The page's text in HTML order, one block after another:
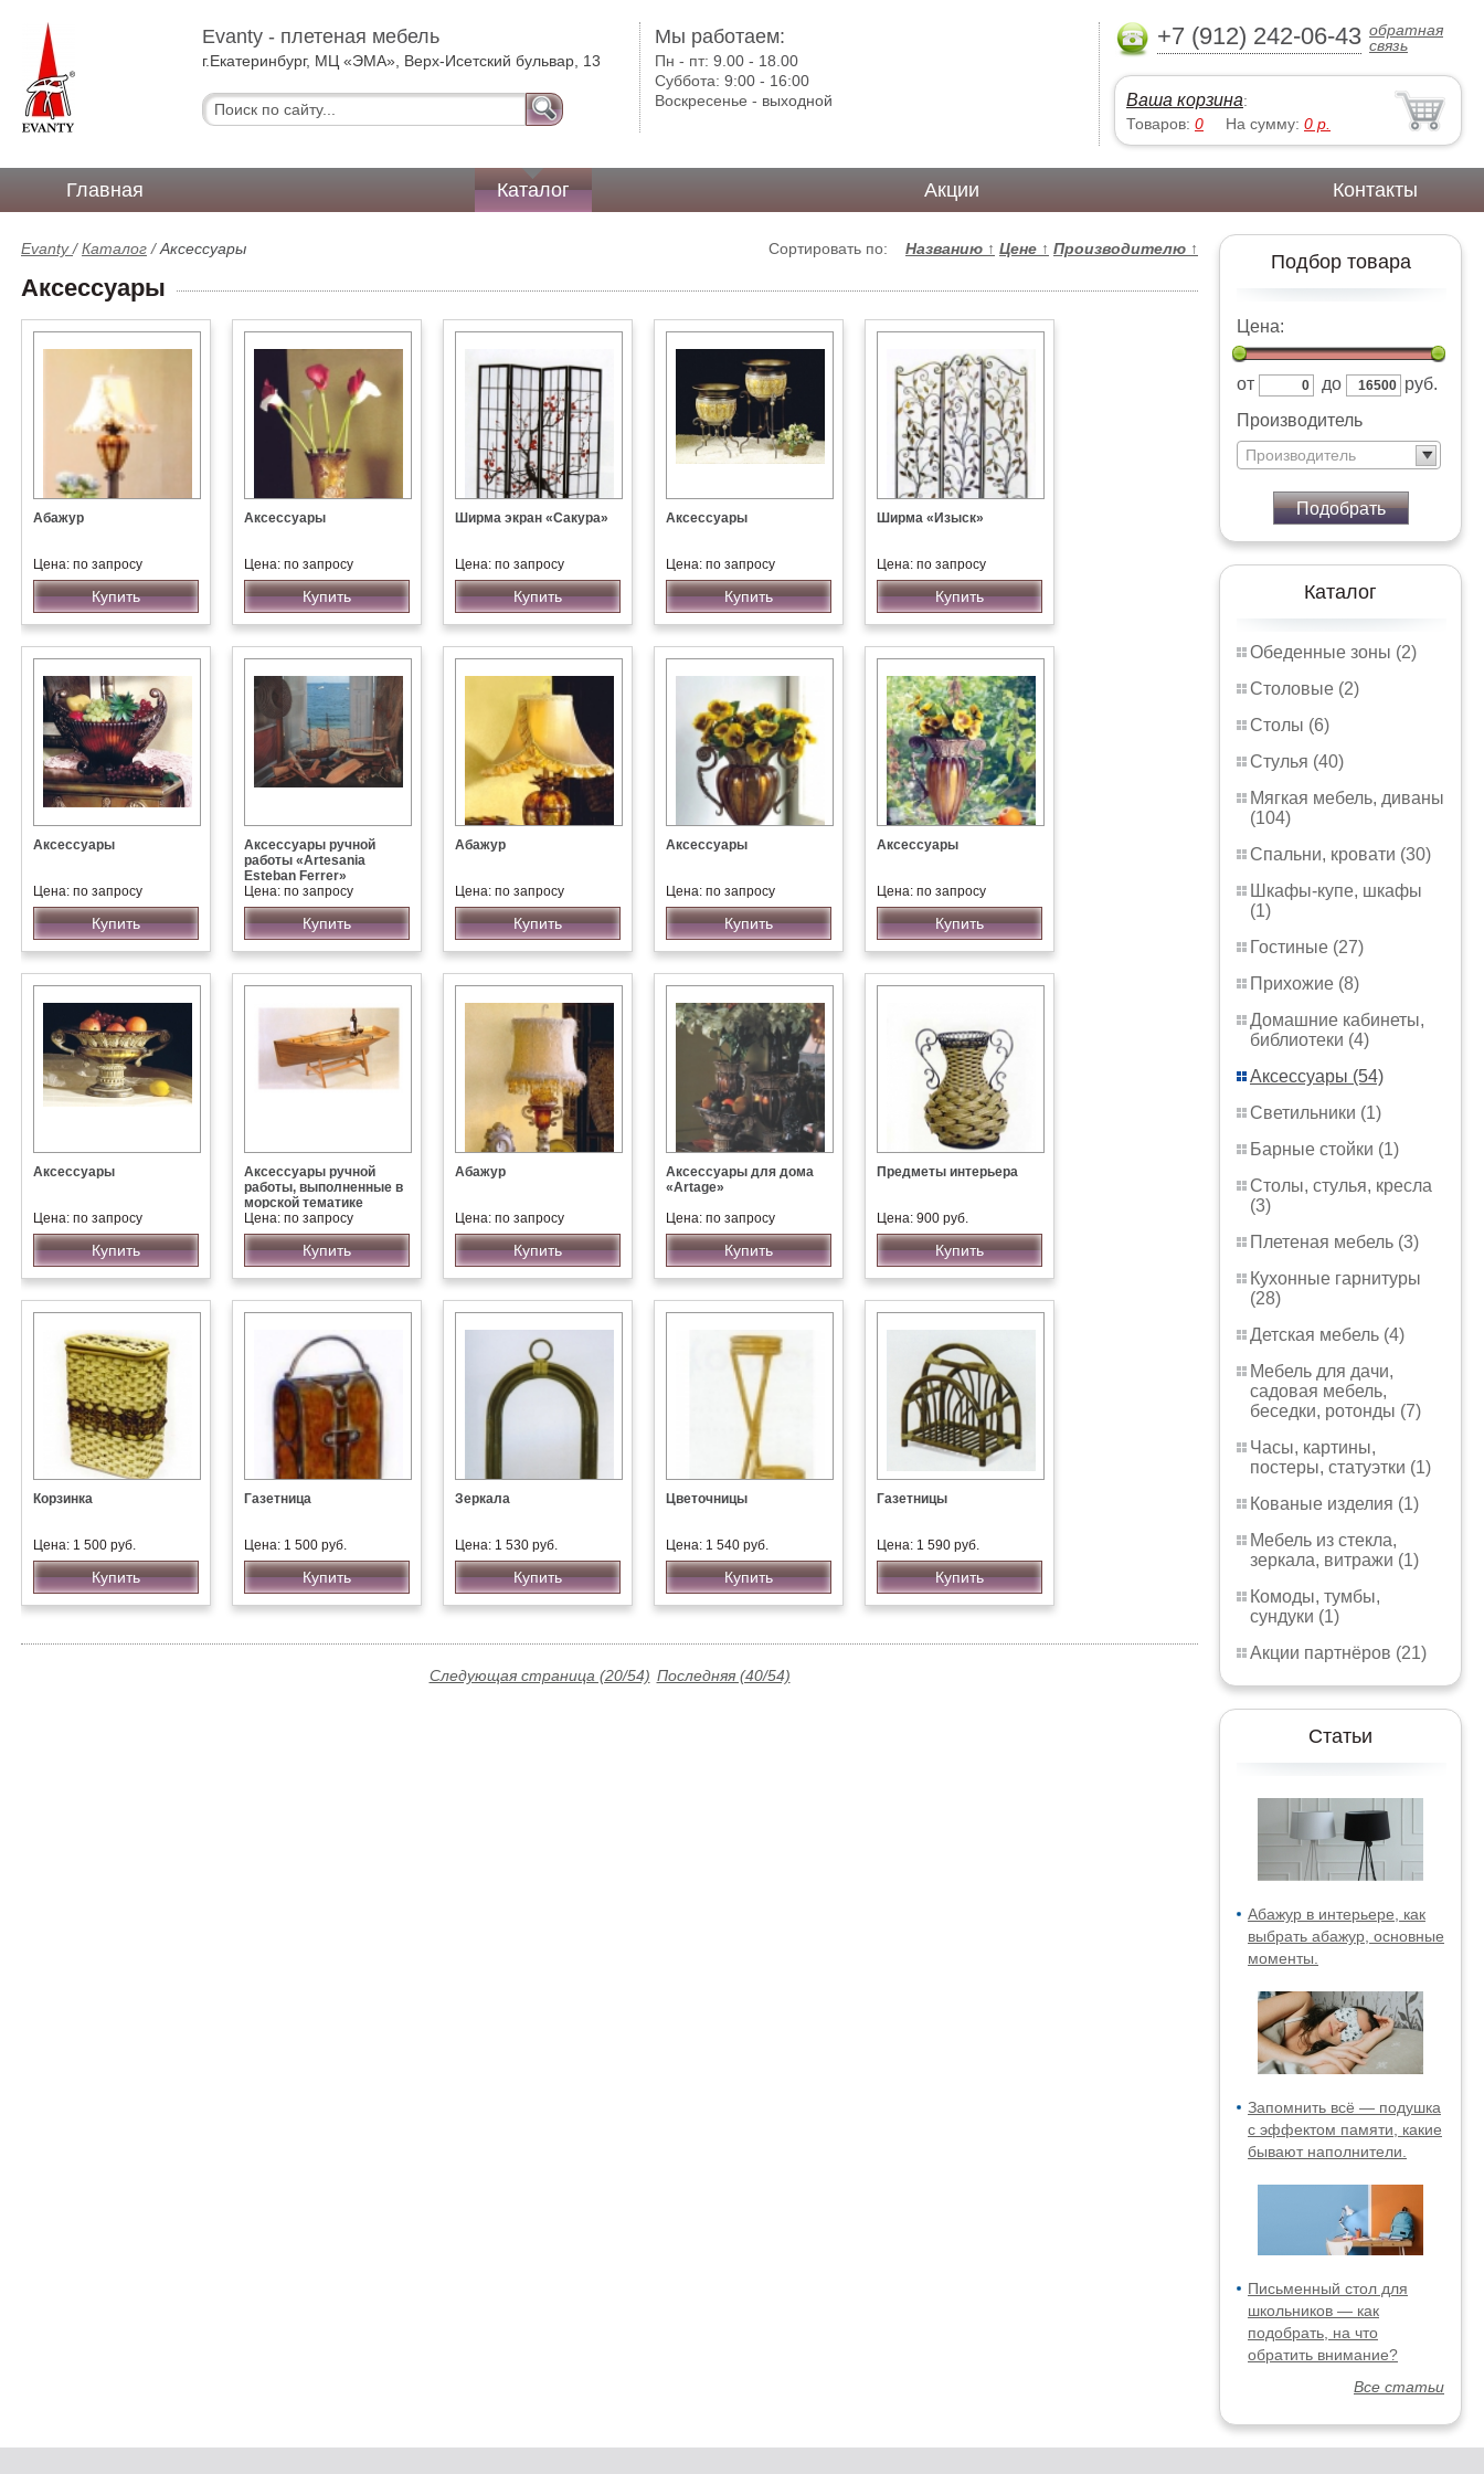
Evanty - плетеная мебель
г.Екатеринбург, МЦ «ЭМА», Верх-Исетский бульвар, 13
Мы работаем:
Пн - пт:9.00 - 18.00
Суббота:9:00 - 16:00
Воскресенье - выходной
+7 (912) 242-06-43 обратная
связь
Ваша корзина:
Товаров: 0 На сумму: 0 р.
Главная Каталог Акции Контакты
Подбор товара
Цена:
от до
руб.
Производитель
Производитель
Подобрать
Каталог
Обеденные зоны (2)
Столовые (2)
Столы (6)
Стулья (40)
Мягкая мебель, диваны
(104)
Спальни, кровати (30)
Шкафы-купе, шкафы
(1)
Гостиные (27)
Прихожие (8)
Домашние кабинеты,
библиотеки (4)
Аксессуары (54)
Светильники (1)
Барные стойки (1)
Столы, стулья, кресла
(3)
Плетеная мебель (3)
Кухонные гарнитуры
(28)
Детская мебель (4)
Мебель для дачи,
садовая мебель,
беседки, ротонды (7)
Часы, картины,
постеры, статуэтки (1)
Кованые изделия (1)
Мебель из стекла,
зеркала, витражи (1)
Комоды, тумбы,
сундуки (1)
Акции партнёров (21)
Статьи
Абажур в интерьере, как
выбрать абажур, основные
моменты.
Запомнить всё — подушка
с эффектом памяти, какие
бывают наполнители.
Письменный стол для
школьников — как
подобрать, на что
обратить внимание?
Все статьи
Сортировать по: Названию ↑ Цене ↑ Производителю ↑
Evanty/Каталог /Аксессуары
Аксессуары
Абажур
Цена: по запросу
Купить
Аксессуары
Цена: по запросу
Купить
Ширма экран «Сакура»
Цена: по запросу
Купить
Аксессуары
Цена: по запросу
Купить
Ширма «Изыск»
Цена: по запросу
Купить
Аксессуары
Цена: по запросу
Купить
Аксессуары ручной
работы «Artesania
Esteban Ferrer»
Цена: по запросу
Купить
Абажур
Цена: по запросу
Купить
Аксессуары
Цена: по запросу
Купить
Аксессуары
Цена: по запросу
Купить
Аксессуары
Цена: по запросу
Купить
Аксессуары ручной
работы, выполненные в
морской тематике
Цена: по запросу
Купить
Абажур
Цена: по запросу
Купить
Аксессуары для дома
«Artage»
Цена: по запросу
Купить
Предметы интерьера
Цена: 900 руб.
Купить
Корзинка
Цена: 1 500 руб.
Купить
Газетница
Цена: 1 500 руб.
Купить
Зеркала
Цена: 1 530 руб.
Купить
Цветочницы
Цена: 1 540 руб.
Купить
Газетницы
Цена: 1 590 руб.
Купить
Следующая страница (20/54) Последняя (40/54)